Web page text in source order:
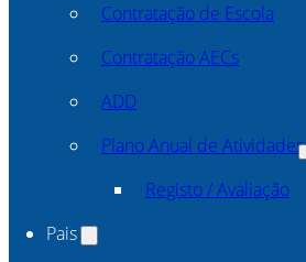
Contratação de Escola
Contratação AECs
ADD
Plano Anual de Atividades
Registo / Avaliação
Pais